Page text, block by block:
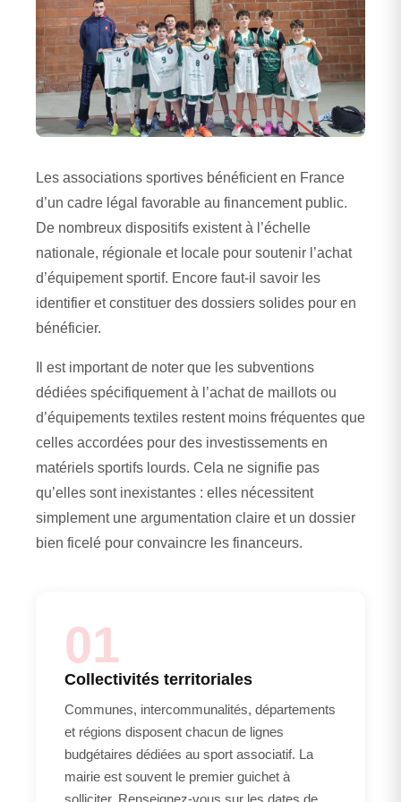
Les associations sportives bénéficient en France
d’un cadre légal favorable au financement public.
De nombreux dispositifs existent à l’échelle
nationale, régionale et locale pour soutenir l’achat
d’équipement sportif. Encore faut-il savoir les
identifier et constituer des dossiers solides pour en
bénéficier.
Il est important de noter que les subventions
dédiées spécifiquement à l’achat de maillots ou
d’équipements textiles restent moins fréquentes que
celles accordées pour des investissements en
matériels sportifs lourds. Cela ne signifie pas
qu’elles sont inexistantes : elles nécessitent
simplement une argumentation claire et un dossier
bien ficelé pour convaincre les financeurs.
01
Collectivités territoriales
Communes, intercommunalités, départements
et régions disposent chacun de lignes
budgétaires dédiées au sport associatif. La
mairie est souvent le premier guichet à